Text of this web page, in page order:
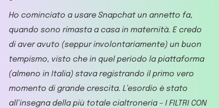
Ho cominciato a usare Snapchat un annetto fa,
quando sono rimasta a casa in maternità. E credo
di aver avuto (seppur involontariamente) un buon
tempismo, visto che in quel periodo la piattaforma
(almeno in Italia) stava registrando il primo vero
momento di grande crescita. L’esordio è stato
all’insegna della più totale cialtroneria – I FILTRI CON